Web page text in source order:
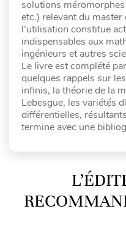
solutions
etc.) relevant du
l’utilisation constitue
indispensables aux
ingénieurs et autres
Le livre est complété
quelques rappels sur
infinis, la théorie de la
Lebesgue, les variétés
différentielles,
termine avec une